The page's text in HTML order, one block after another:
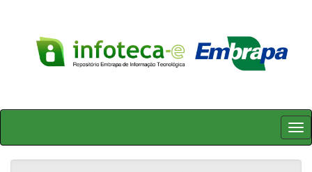
Skip